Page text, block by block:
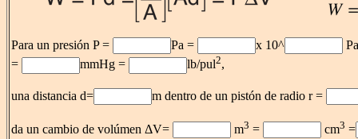
Para un presión P = Pa = x 10^
=
mmHg = lb/pul2,
una distancia d= m dentro de un pistón de radio r =
da un cambio de volúmen ΔV= m3 = cm3 =